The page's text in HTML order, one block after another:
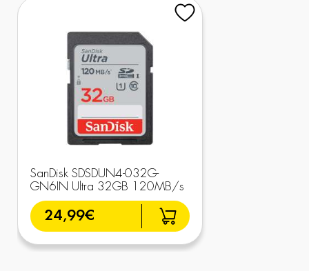
SanDisk SDSDUN4-032G-
GN6IN Ultra 32GB 120MB/s
24,99€